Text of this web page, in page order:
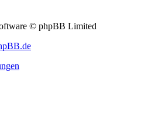
© phpBB Limited